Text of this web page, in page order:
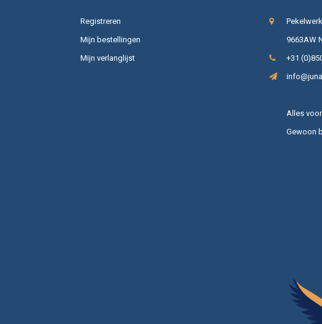
Registreren
Mijn bestellingen
Mijn verlanglijst
9663AW
+31
Alles
Gewoon